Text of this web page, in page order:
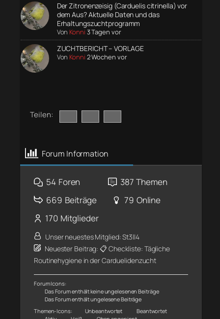
Der Zitronenzeisig (Carduelis citrinella) vor
dem Aus? Aktuelle Daten und das
Erhaltungszuchtprogramm
Von Konni 3 Tagen vor
ZUCHTBERICHT – VORLAGE
Von Konni 2 Wochen vor
Teilen:
Forum Information
54 Foren 387 Themen
669 Beiträge 79 Online
170 Mitglieder
Unser neuestes Mitglied:St3ll4
Neuester Beitrag:📋 Checkliste: Tägliche
Routinehygiene in der Carduelidenzucht
Forum Icons:
Das Forum enthält keine ungelesenen Beiträge
Das Forum enthält ungelesene Beiträge
Themen-Icons:
Unbeantwortet
Beantwortet